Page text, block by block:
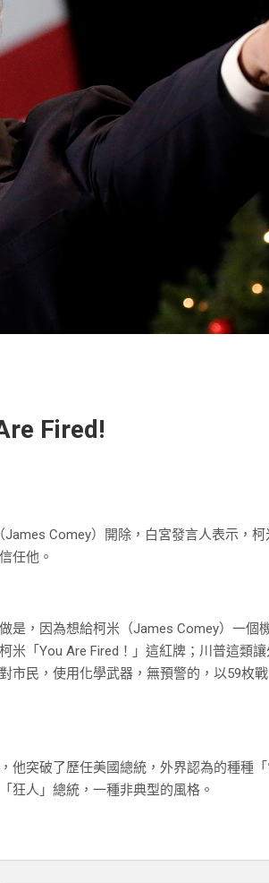
Fired!
Comey）開除，白宮發言人表示，
任他。
是，因為想給柯米（James Comey）一個
「You Are Fired！」這紅牌；川普這類
市民，使用化學武器，無預警的，以59枚
他突破了歷任美國總統，外界認為的種種
狂人」總統，一種非典型的風格。